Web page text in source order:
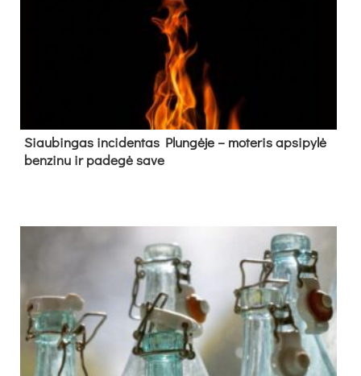
Siau­bin­gas in­ci­den­tas Plun­gė­je – mo­te­ris ap­si­py­lė
ben­zi­nu ir pa­de­gė sa­ve